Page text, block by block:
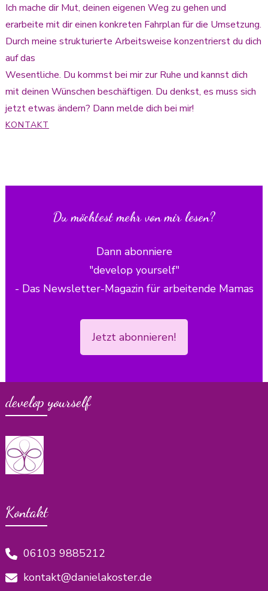
Ich mache dir Mut, deinen eigenen Weg zu gehen und
erarbeite mit dir einen konkreten Fahrplan für die Umsetzung.
Durch meine strukturierte Arbeitsweise konzentrierst du dich
auf das
Wesentliche. Du kommst bei mir zur Ruhe und kannst dich
mit deinen Wünschen beschäftigen. Du denkst, es muss sich
jetzt etwas ändern? Dann melde dich bei mir!
KONTAKT
Du möchtest mehr von mir lesen?
Dann abonniere
"develop yourself"
- Das Newsletter-Magazin für arbeitende Mamas
Jetzt abonnieren!
develop yourself
Kontakt
06103 9885212
kontakt@danielakoster.de